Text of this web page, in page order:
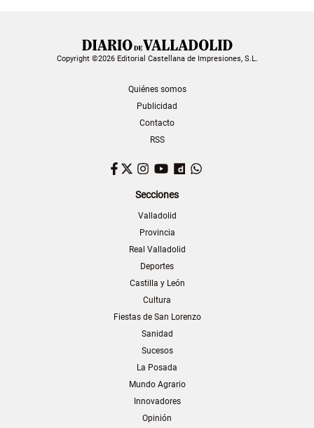
Copyright ©2026 Editorial Castellana de Impresiones, S.L.
Quiénes somos
Publicidad
Contacto
RSS
Facebook
TwitterInstagram
YouTubeDailymotion
Secciones
Valladolid
Provincia
Real Valladolid
Deportes
Castilla y León
Cultura
Fiestas de San Lorenzo
Sanidad
Sucesos
La Posada
Mundo Agrario
Innovadores
Opinión